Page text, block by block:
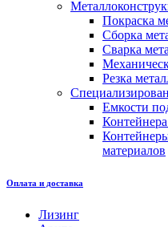
Покраска
Сборка
Сварка
Резка
Емкости
материалов
Оплата и доставка
Лизинг